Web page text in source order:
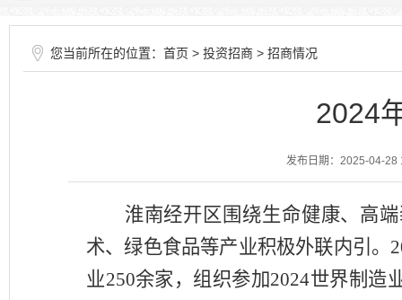
您当前所在的位置： 首页 > 投资招商 > 招商情况
2024
发布日期：2025-04-28
淮南经开区围绕生命健康、高
术、绿色食品等产业积极外联内引。
业250余家，组织参加2024世界制造